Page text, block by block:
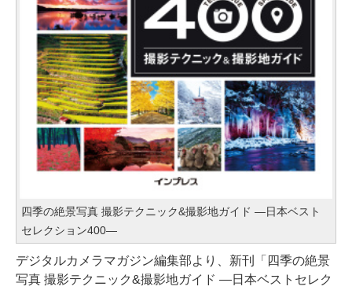
四季の絶景写真 撮影テクニック&撮影地ガイド ―日本ベスト
セレクション400―
デジタルカメラマガジン編集部より、新刊「四季の絶景
写真 撮影テクニック&撮影地ガイド ―日本ベストセレク